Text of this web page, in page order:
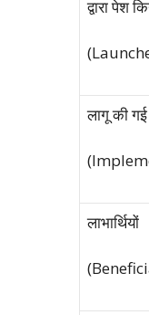
द्वारा पेश
लागू की गई
लाभार्थियों